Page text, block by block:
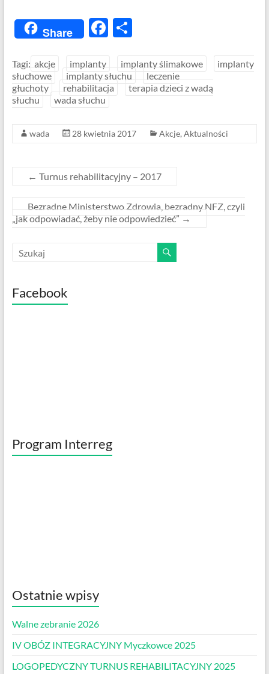
Share
F
b
k
S
ar
e
Tagi: akcje implanty implanty ślimakowe
implanty
słuchowe
implanty słuchu
leczenie
głuchoty
rehabilitacja
terapia dzieci z wadą
słuchu
wada słuchu
wada 28 kwietnia 2017 Akcje, Aktualności
← Turnus rehabilitacyjny – 2017
Bezradne Ministerstwo Zdrowia, bezradny NFZ, czyli
„jak odpowiadać, żeby nie odpowiedzieć” →
Facebook
Program Interreg
Ostatnie wpisy
Walne zebranie 2026
IV OBÓZ INTEGRACYJNY Myczkowce 2025
LOGOPEDYCZNY TURNUS REHABILITACYJNY 2025